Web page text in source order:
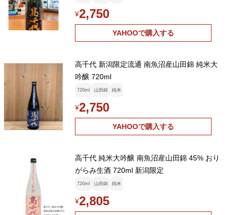
¥2,750
YAHOOで購入する
高千代 新潟限定流通 南魚沼産山田錦 純米大
吟醸 720ml
720ml 山田錦 純米
¥2,750
YAHOOで購入する
高千代 純米大吟醸 南魚沼産山田錦 45% おり
がらみ生酒 720ml 新潟限定
720ml 山田錦 純米
¥2,805